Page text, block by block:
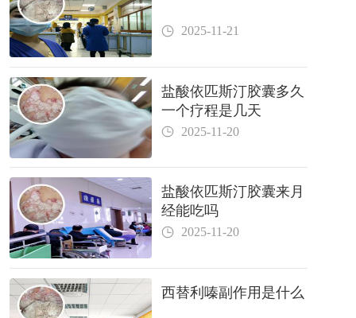
2025-11-21
盐酸依匹斯汀胶囊多久
一个疗程是几天
2025-11-20
盐酸依匹斯汀胶囊来月
经能吃吗
2025-11-20
西替利嗪副作用是什么